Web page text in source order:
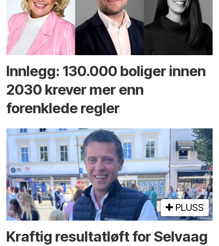
Innlegg: 130.000 boliger innen
2030 krever mer enn
forenklede regler
PLUSS
Kraftig resultatløft for Selvaag